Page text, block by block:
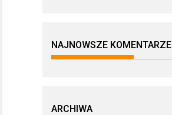
NAJNOWSZE KOMENTARZE
ARCHIWA